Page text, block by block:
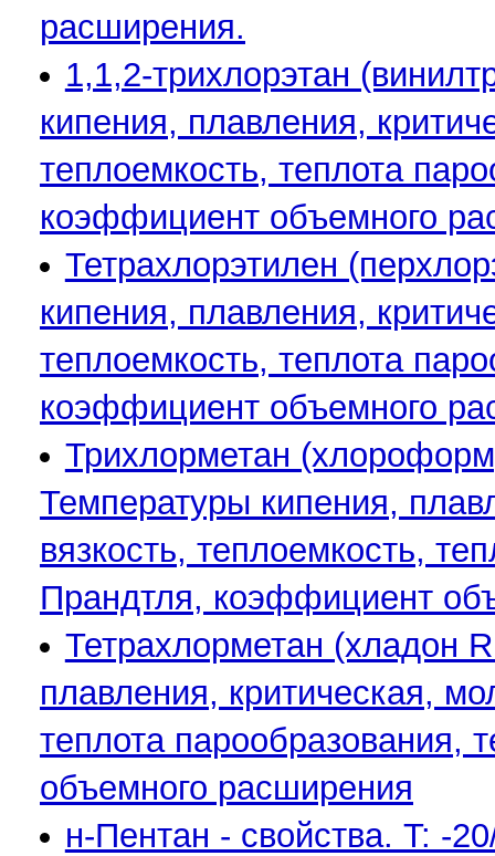
расширения.
1,1,2-трихлорэтан
кипения, плавления,
теплоемкость, теплота
коэффициент объемного
Тетрахлорэтилен
кипения, плавления,
теплоемкость, теплота
коэффициент объемного
Трихлорметан
Температуры кипения,
вязкость, теплоемкость,
Прандтля, коэффициент
Тетрахлорметан (хладон
плавления, критическая,
теплота парообразования,
объемного расширения
н-Пентан - свойства. T: -